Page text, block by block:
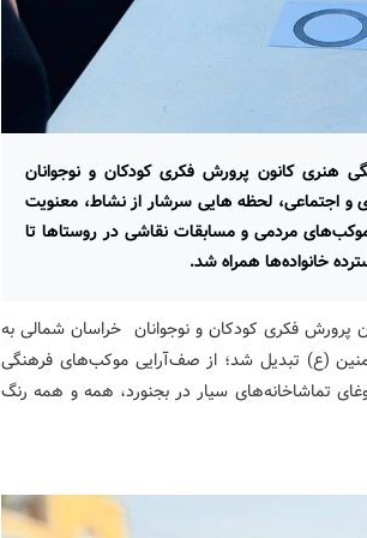
هنری کانون پرورش فکری کودکان و نوجوانان
و اجتماعی، لحظه هایی سرشار از نشاط، معنویت
موکب‌های مردمی و مسابقات نقاشی در روستاها تا
خانواده‌ها همراه شد.
پرورش فکری کودکان و نوجوانان خراسان شمالی به
(ع) تبدیل شد؛ از صف‌آرایی موکب‌های فرهنگی
اعضای مرکز ۲ اسفراین و غوغای تماشاخانه‌های سیار در بجنورد، همه و همه رنگ